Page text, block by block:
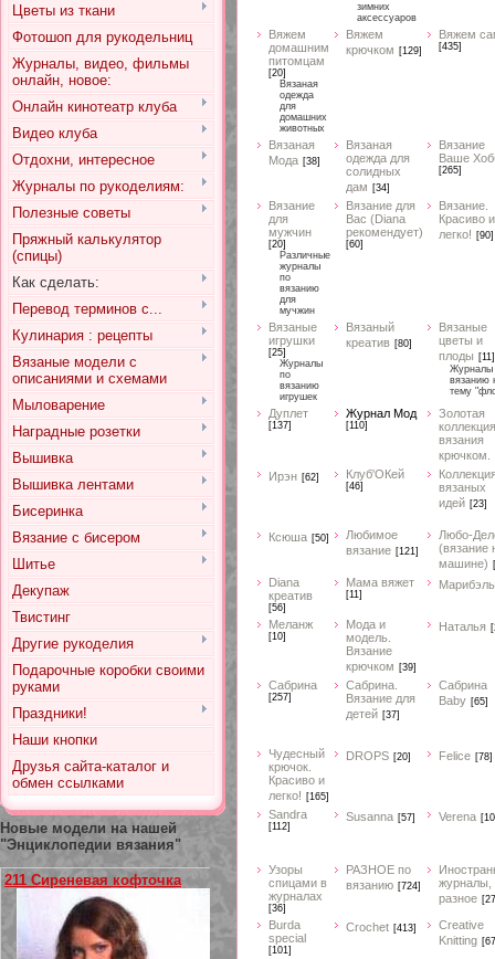
Цветы из ткани
Фотошоп для рукодельниц
Журналы, видео, фильмы
онлайн, новое:
Онлайн кинотеатр клуба
Видео клуба
Отдохни, интересное
Журналы по рукоделиям:
Полезные советы
Пряжный калькулятор
(спицы)
Как сделать:
Перевод терминов с...
Кулинария : рецепты
Вязаные модели с
описаниями и схемами
Мыловарение
Наградные розетки
Вышивка
Вышивка лентами
Бисеринка
Вязание с бисером
Шитье
Декупаж
Твистинг
Другие рукоделия
Подарочные коробки своими
руками
Праздники!
Наши кнопки
Друзья сайта-каталог и
обмен ссылками
Новые модели на нашей
"Энциклопедии вязания"
211 Сиреневая кофточка
зимних
аксессуаров
Вяжем
домашним
питомцам
[20]
Вязаная
одежда
для
домашних
животных
Вяжем
крючком [129]
Вяжем
[435]
Вязаная
Мода [38]
Вязаная
одежда для
солидных
дам [34]
Вязание
Ваше
[265]
Вязание
для
мужчин
[20]
Различные
журналы
по
вязанию
для
мучжин
Вязание для
Вас (Diana
рекомендует)
[60]
Вязание.
Красиво и
легко! [90]
Вязаные
игрушки
[25]
Журналы
по
вязанию
игрушек
Вязаный
креатив [80]
Вязаные
цветы и
плоды [11]
Журналы
вязанию
тему
Дуплет
[137]
Журнал Мод
[110]
Золотая
коллекция
вязания
крючком.
Ирэн [62] Клуб'ОКей
[46]
вязаных
идей [23]
Ксюша [50]
Любимое
вязание [121]
Любо-
(вязание
машине)
Diana
креатив
[56]
Мама вяжет
[11]
Марибэль
Меланж
[10]
Мода и
модель.
Вязание
крючком [39]
Наталья
Сабрина
[257]
Сабрина.
Вязание для
детей [37]
Сабрина
Baby [65]
Чудесный
крючок.
Красиво и
легко! [165]
DROPS [20] Felice [78]
Sandra
[112]
Susanna [57] Verena
Узоры
спицами в
журналах
[36]
РАЗНОЕ по
вязанию [724]
журналы,
разное
Burda
special
[101]
Crochet [413]
Creative
Knitting